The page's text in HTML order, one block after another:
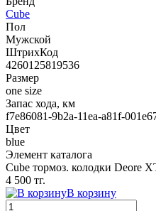
Cube
Пол
Мужской
ШтрихКод
4260125819536
Размер
one size
Запас хода, км
f7e86081-9b2a-11ea-a81f-
Цвет
blue
Элемент каталога
Cube тормоз. колодки Deore
4 500 тг.
В корзину